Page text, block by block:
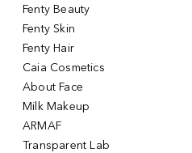
Fenty Beauty
Fenty Skin
Fenty Hair
Caia Cosmetics
About Face
Milk Makeup
ARMAF
Transparent Lab